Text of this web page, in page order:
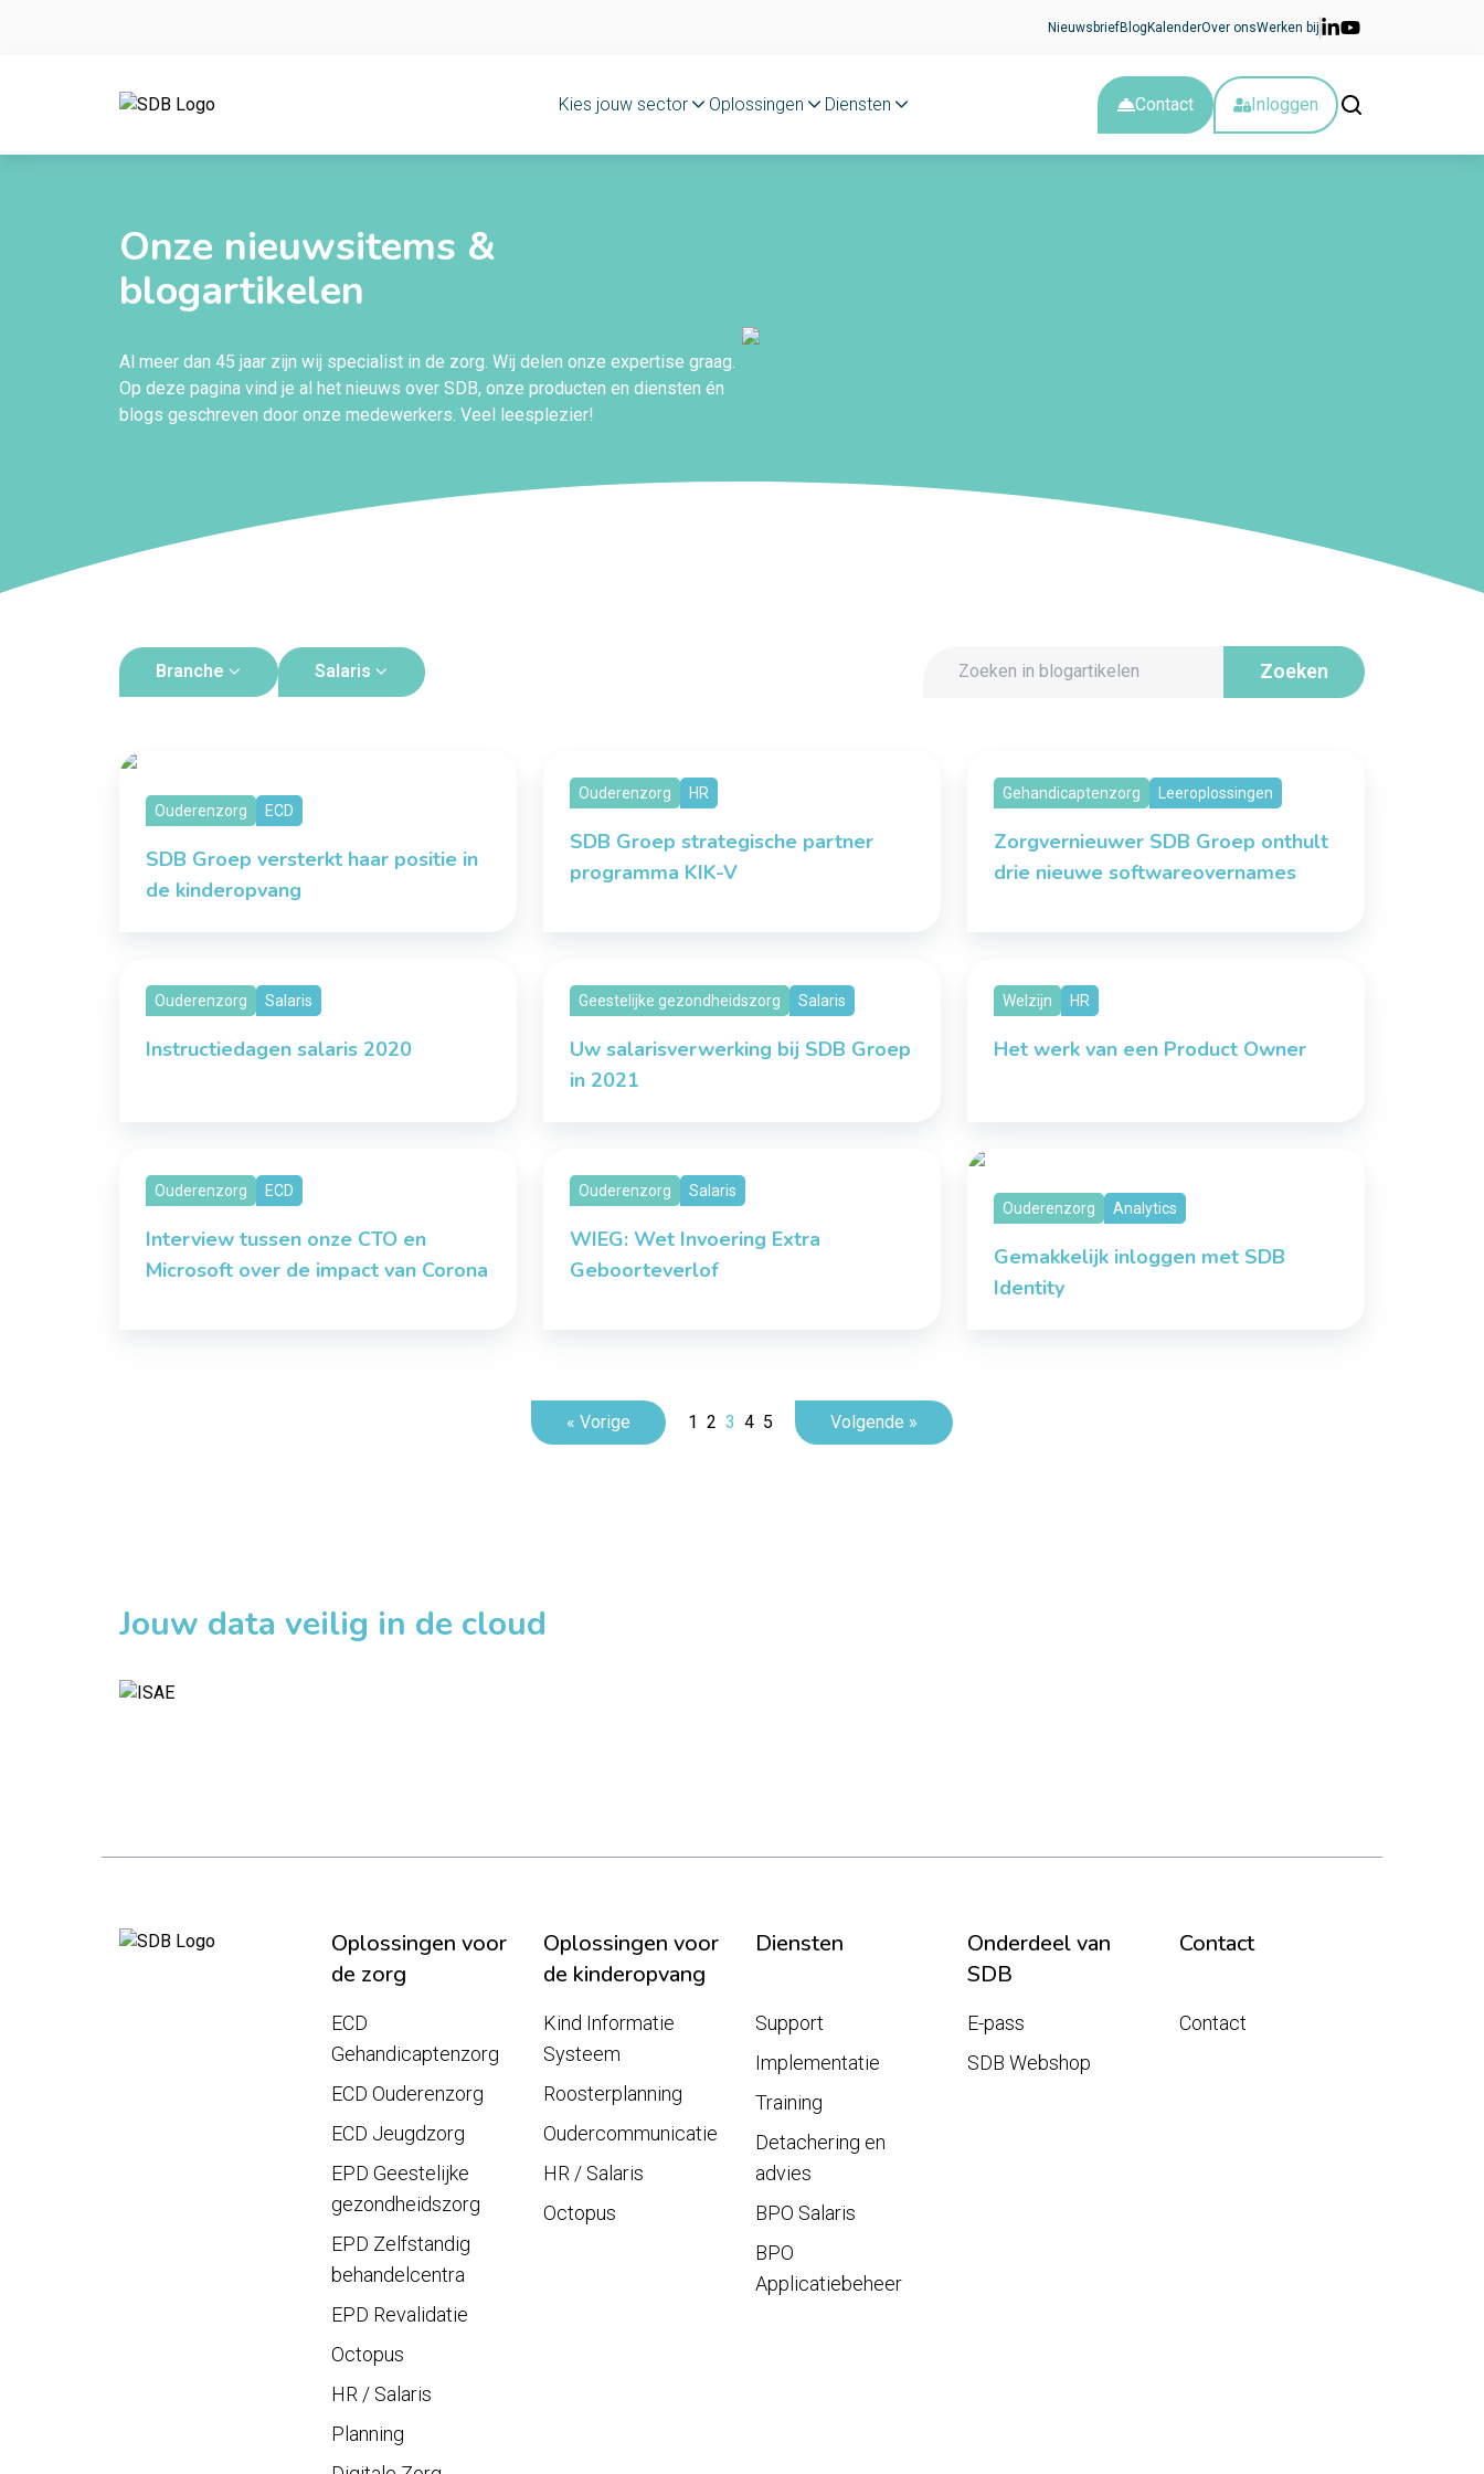
NieuwsbriefBlog KalenderOver onsWerken bij
Kies jouw sector Oplossingen Diensten Contact Inloggen
Onze nieuwsitems &
blogartikelen
Al meer dan 45 jaar zijn wij specialist in de zorg. Wij delen onze expertise graag.
Op deze pagina vind je al het nieuws over SDB, onze producten en diensten én
blogs geschreven door onze medewerkers. Veel leesplezier!
Branche Salaris
Ouderenzorg ECD
SDB Groep versterkt haar positie in
de kinderopvang
Ouderenzorg HR
SDB Groep strategische partner
programma KIK-V
Gehandicaptenzorg Leeroplossingen
Zorgvernieuwer SDB Groep onthult
drie nieuwe softwareovernames
Ouderenzorg Salaris
Instructiedagen salaris 2020
Geestelijke gezondheidszorg Salaris
Uw salarisverwerking bij SDB Groep
in 2021
Welzijn HR
Het werk van een Product Owner
Ouderenzorg ECD
Interview tussen onze CTO en
Microsoft over de impact van Corona
Ouderenzorg Salaris
WIEG: Wet Invoering Extra
Geboorteverlof
Ouderenzorg Analytics
Gemakkelijk inloggen met SDB
Identity
« Vorige 1 2 3 4 5 Volgende »
Jouw data veilig in de cloud
Oplossingen voor
de zorg
Oplossingen voor
de kinderopvang
Diensten
Onderdeel van
SDB
Contact
ECD
Gehandicaptenzorg
ECD Ouderenzorg
ECD Jeugdzorg
EPD Geestelijke
gezondheidszorg
EPD Zelfstandig
behandelcentra
EPD Revalidatie
Octopus
HR / Salaris
Planning
Kind Informatie
Systeem
Roosterplanning
Oudercommunicatie
HR / Salaris
Octopus
Support
Implementatie
Training
Detachering en
advies
BPO Salaris
BPO
Applicatiebeheer
E-pass
SDB Webshop
Contact